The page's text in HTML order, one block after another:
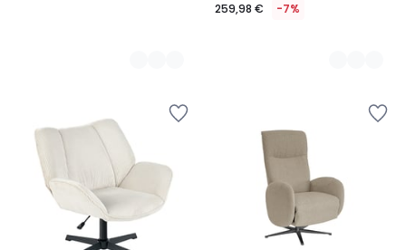
259,98 € -7%